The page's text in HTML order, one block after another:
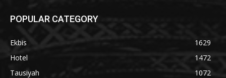
POPULAR CATEGORY
Ekbis
1629
Hotel
1472
Tausiyah
1072